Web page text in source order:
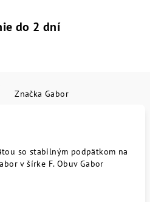
do 2 dní
Značka Gabor
so stabilným podpätkom na
v šírke F. Obuv Gabor